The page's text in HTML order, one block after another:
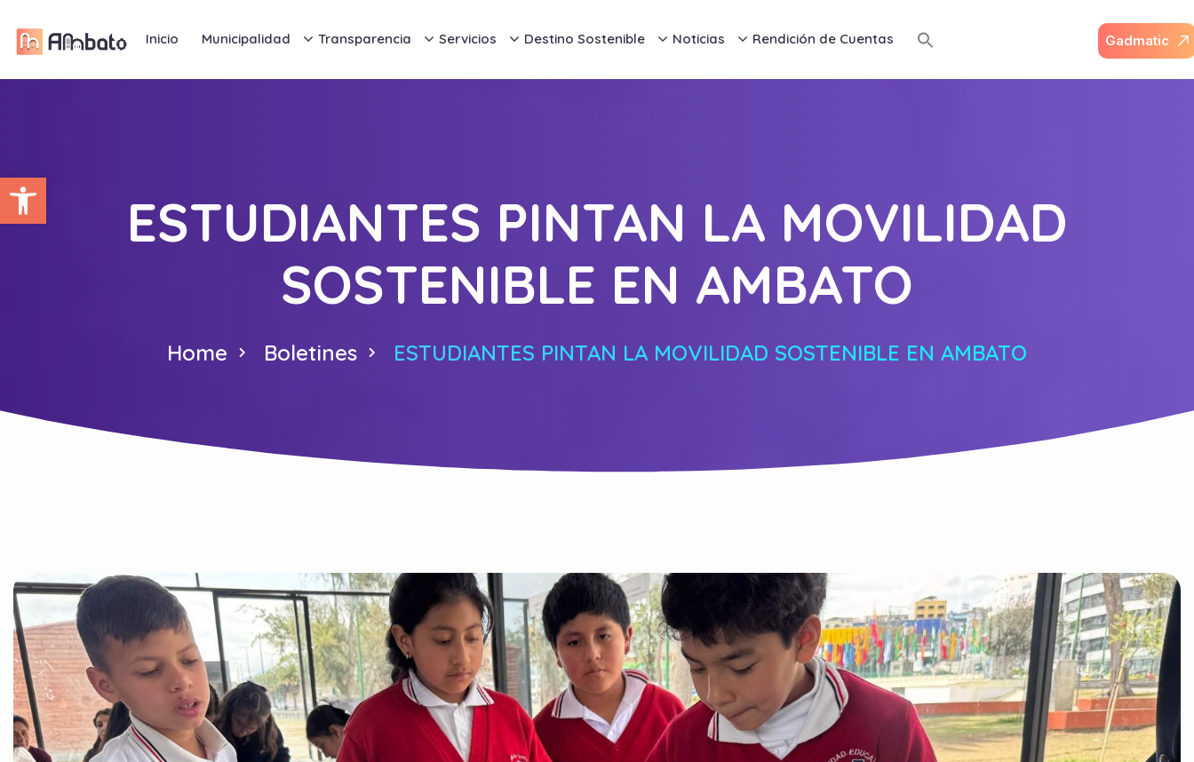
Abrir barra de herramientas
Inicio Municipalidad Transparencia Servicios Destino Sostenible Noticias Rendición de Cuentas Gadmatic
ESTUDIANTES PINTAN LA MOVILIDAD
SOSTENIBLE EN AMBATO
Home Boletines ESTUDIANTES PINTAN LA MOVILIDAD SOSTENIBLE EN AMBATO